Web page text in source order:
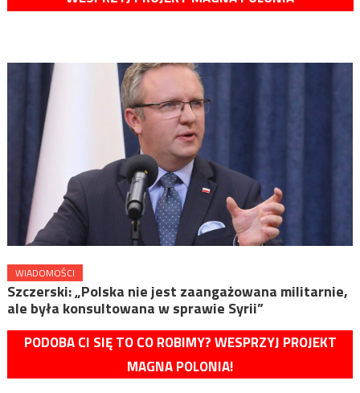
WIADOMOŚCI
Szczerski: „Polska nie jest zaangażowana militarnie,
ale była konsultowana w sprawie Syrii”
PODOBA CI SIĘ TO CO ROBIMY? WESPRZYJ PROJEKT
MAGNA POLONIA!